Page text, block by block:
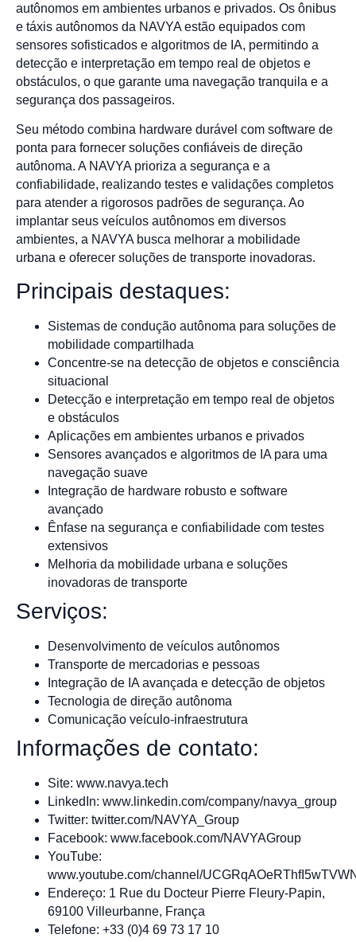
autônomos em ambientes urbanos e privados. Os ônibus
e táxis autônomos da NAVYA estão equipados com
sensores sofisticados e algoritmos de IA, permitindo a
detecção e interpretação em tempo real de objetos e
obstáculos, o que garante uma navegação tranquila e a
segurança dos passageiros.
Seu método combina hardware durável com software de
ponta para fornecer soluções confiáveis de direção
autônoma. A NAVYA prioriza a segurança e a
confiabilidade, realizando testes e validações completos
para atender a rigorosos padrões de segurança. Ao
implantar seus veículos autônomos em diversos
ambientes, a NAVYA busca melhorar a mobilidade
urbana e oferecer soluções de transporte inovadoras.
Principais destaques:
Sistemas de condução autônoma para soluções de
mobilidade compartilhada
Concentre-se na detecção de objetos e consciência
situacional
Detecção e interpretação em tempo real de objetos
e obstáculos
Aplicações em ambientes urbanos e privados
Sensores avançados e algoritmos de IA para uma
navegação suave
Integração de hardware robusto e software
avançado
Ênfase na segurança e confiabilidade com testes
extensivos
Melhoria da mobilidade urbana e soluções
inovadoras de transporte
Serviços:
Desenvolvimento de veículos autônomos
Transporte de mercadorias e pessoas
Integração de IA avançada e detecção de objetos
Tecnologia de direção autônoma
Comunicação veículo-infraestrutura
Informações de contato:
Site: www.navya.tech
LinkedIn: www.linkedin.com/company/navya_group
Twitter: twitter.com/NAVYA_Group
Facebook: www.facebook.com/NAVYAGroup
YouTube:
www.youtube.com/channel/
Endereço: 1 Rue du Docteur Pierre Fleury-Papin,
69100 Villeurbanne, França
Telefone: +33 (0)4 69 73 17 10